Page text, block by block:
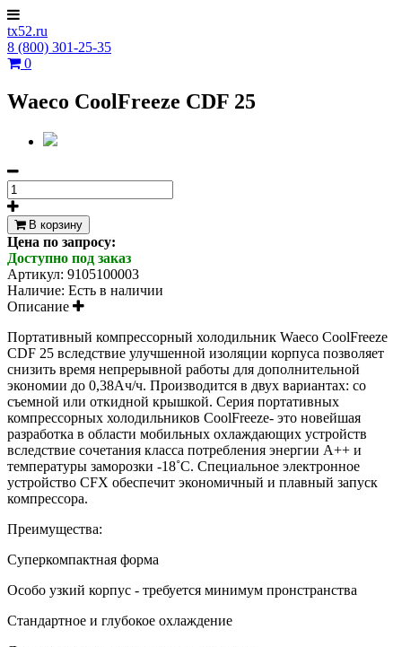
tx52.ru
8 (800) 301-25-35
0
Waeco CoolFreeze CDF 25
В корзину
Цена по запросу:
Доступно под заказ
Артикул: 9105100003
Наличие: Есть в наличии
Описание
Портативный компрессорный холодильник Waeco CoolFreeze
CDF 25 вследствие улучшенной изоляции корпуса позволяет
снизить время непрерывной работы для дополнительной
экономии до 0,38Ач/ч. Производится в двух вариантах: со
съемной или откидной крышкой. Серия портативных
компрессорных холодильников CoolFreeze- это новейшая
разработка в области мобильных охлаждающих устройств
вследствие сочетания класса потребления энергии А++ и
температуры заморозки -18˚С. Специальное электронное
устройство CFX обеспечит экономичный и плавный запуск
компрессора.
Преимущества:
Суперкомпактная форма
Особо узкий корпус - требуется минимум пронстранства
Стандартное и глубокое охлаждение